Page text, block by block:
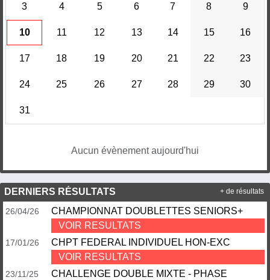
3 4 5 6 7 8 9
10 11 12 13 14 15 16
17 18 19 20 21 22 23
24 25 26 27 28 29 30
31
Aucun évènement aujourd'hui
DERNIERS RÉSULTATS
26/04/26
CHAMPIONNAT DOUBLETTES SENIORS+
VOIR RESULTATS
17/01/26
CHPT FEDERAL INDIVIDUEL HON-EXC
VOIR RESULTATS
23/11/25
CHALLENGE DOUBLE MIXTE - PHASE
+ de résultats